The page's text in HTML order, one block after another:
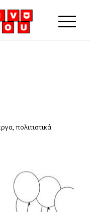
πολιτιστικά